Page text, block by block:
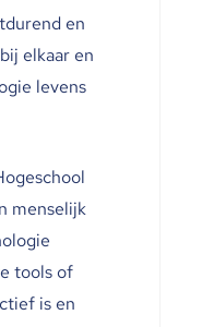
en
elkaar en
levens
menselijk
tools of
is en